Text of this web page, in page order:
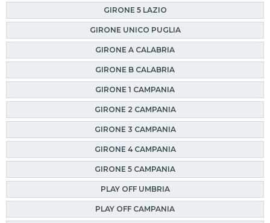
GIRONE 5 LAZIO
GIRONE UNICO PUGLIA
GIRONE A CALABRIA
GIRONE B CALABRIA
GIRONE 1 CAMPANIA
GIRONE 2 CAMPANIA
GIRONE 3 CAMPANIA
GIRONE 4 CAMPANIA
GIRONE 5 CAMPANIA
PLAY OFF UMBRIA
PLAY OFF CAMPANIA